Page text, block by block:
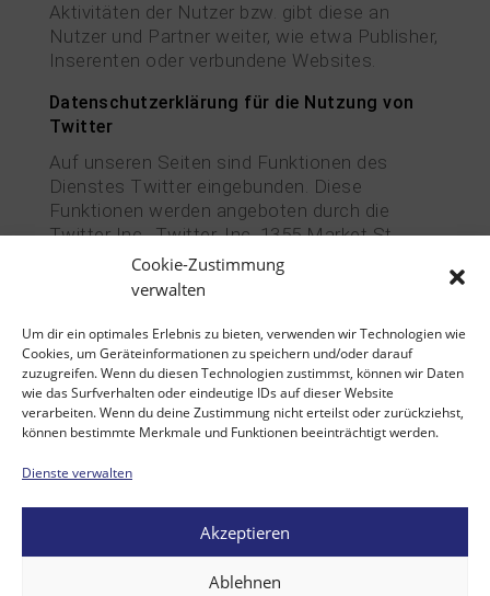
Cookie-Zustimmung
verwalten
Um dir ein optimales Erlebnis zu bieten, verwenden wir Technologien wie
Cookies, um Geräteinformationen zu speichern und/oder darauf
zuzugreifen. Wenn du diesen Technologien zustimmst, können wir Daten
wie das Surfverhalten oder eindeutige IDs auf dieser Website
verarbeiten. Wenn du deine Zustimmung nicht erteilst oder zurückziehst,
können bestimmte Merkmale und Funktionen beeinträchtigt werden.
Dienste verwalten
Akzeptieren
Ablehnen
Aktivitäten der Nutzer bzw. gibt diese an
Nutzer und Partner weiter, wie etwa Publisher,
Inserenten oder verbundene Websites.
Datenschutzerklärung für die Nutzung von
Twitter
Auf unseren Seiten sind Funktionen des
Dienstes Twitter eingebunden. Diese
Funktionen werden angeboten durch die
Twitter Inc., Twitter, Inc. 1355 Market St,
Suite 900, San Francisco, CA 94103, USA.
Durch das Benutzen von Twitter und der
besuchten Webseiten mit Ihrem Twitter-
Account verknüpft und anderen Nutzern
bekannt gegeben. Dabei werden auch Daten
an Twitter übertragen.
Wir weisen darauf hin, dass wir als Anbieter
der Seiten keine Kenntnis vom Inhalt der
hierzu finden Sie in der Datenschutzerklärung